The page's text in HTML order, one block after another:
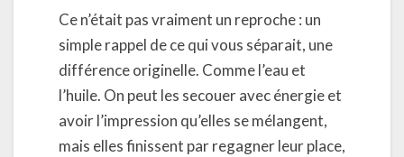
Ce n’était pas vraiment un reproche : un
simple rappel de ce qui vous séparait, une
différence originelle. Comme l’eau et
l’huile. On peut les secouer avec énergie et
avoir l’impression qu’elles se mélangent,
mais elles finissent par regagner leur place,